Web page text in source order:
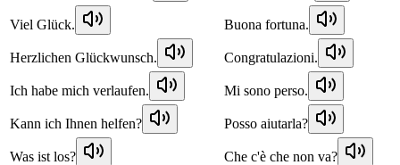
Viel Glück. Buona fortuna.
Herzlichen Glückwunsch. Congratulazioni.
Ich habe mich verlaufen. Mi sono perso.
Kann ich Ihnen helfen? Posso aiutarla?
Was ist los? Che c'è che non va?